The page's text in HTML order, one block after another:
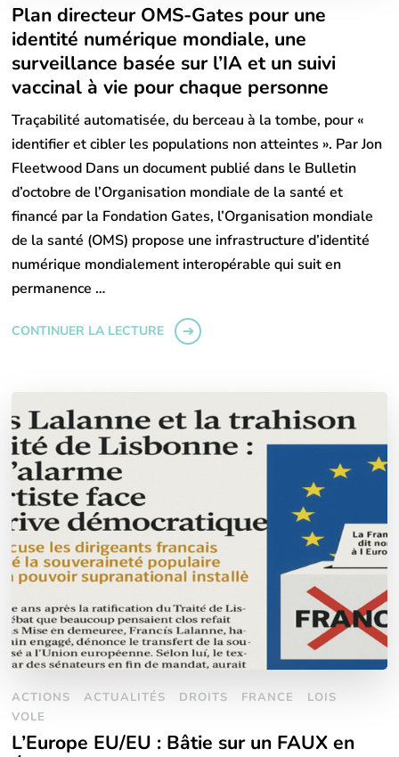
Plan directeur OMS-Gates pour une
identité numérique mondiale, une
surveillance basée sur l’IA et un suivi
vaccinal à vie pour chaque personne
Traçabilité automatisée, du berceau à la tombe, pour «
identifier et cibler les populations non atteintes ». Par Jon
Fleetwood Dans un document publié dans le Bulletin
d’octobre de l’Organisation mondiale de la santé et
financé par la Fondation Gates, l’Organisation mondiale
de la santé (OMS) propose une infrastructure d’identité
numérique mondialement interopérable qui suit en
permanence …
CONTINUER LA LECTURE
ACTIONS ACTUALITÉS DROITS FRANCE
LOIS
VOLE
L’Europe EU/EU : Bâtie sur un FAUX en